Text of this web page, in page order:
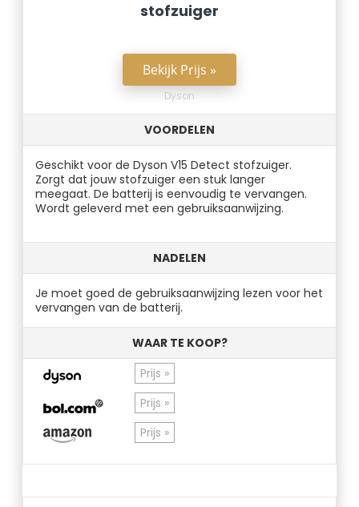
stofzuiger
Bekijk Prijs »
Dyson
VOORDELEN
Geschikt voor de Dyson V15 Detect stofzuiger.
Zorgt dat jouw stofzuiger een stuk langer
meegaat. De batterij is eenvoudig te vervangen.
Wordt geleverd met een gebruiksaanwijzing.
NADELEN
Je moet goed de gebruiksaanwijzing lezen voor het
vervangen van de batterij.
WAAR TE KOOP?
Prijs »
Prijs »
Prijs »